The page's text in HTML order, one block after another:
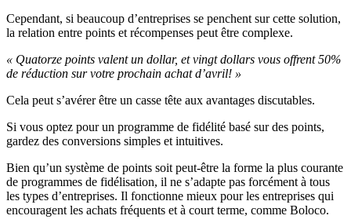
Cependant, si beaucoup d’entreprises se penchent sur cette solution,
la relation entre points et récompenses peut être complexe.
« Quatorze points valent un dollar, et vingt dollars vous offrent 50%
de réduction sur votre prochain achat d’avril! »
Cela peut s’avérer être un casse tête aux avantages discutables.
Si vous optez pour un programme de fidélité basé sur des points,
gardez des conversions simples et intuitives.
Bien qu’un système de points soit peut-être la forme la plus courante
de programmes de fidélisation, il ne s’adapte pas forcément à tous
les types d’entreprises. Il fonctionne mieux pour les entreprises qui
encouragent les achats fréquents et à court terme, comme Boloco.